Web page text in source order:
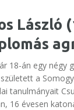
László
18-án egy négy
a
tanulmányait
16 évesen